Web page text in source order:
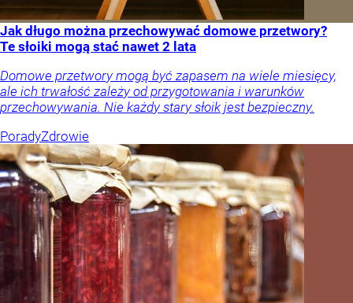
Jak długo można przechowywać domowe przetwory?
Te słoiki mogą stać nawet 2 lata
Domowe przetwory mogą być zapasem na wiele miesięcy,
ale ich trwałość zależy od przygotowania i warunków
przechowywania. Nie każdy stary słoik jest bezpieczny.
PoradyZdrowie